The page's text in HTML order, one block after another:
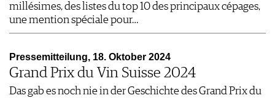
millésimes, des listes du top 10 des principaux cépages,
une mention spéciale pour…
Pressemitteilung, 18. Oktober 2024
Grand Prix du Vin Suisse 2024
Das gab es noch nie in der Geschichte des Grand Prix du